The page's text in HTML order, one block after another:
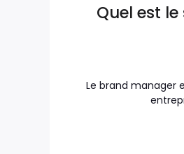
Quel est
Le brand manager